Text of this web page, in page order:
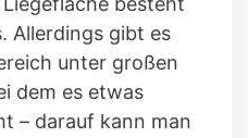
Allerdings gibt es
unter großen
dem es etwas
– darauf kann man